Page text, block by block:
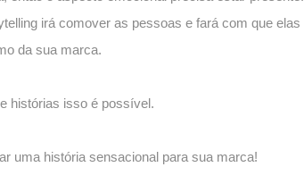
irá comover as pessoas e fará com que elas
da sua marca.
histórias isso é possível.
uma história sensacional para sua marca!